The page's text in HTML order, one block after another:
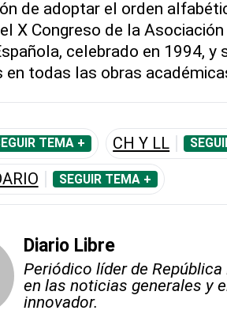
de adoptar el orden
X Congreso de la
celebrado en 1994, y
en todas las obras
TEMA + CH Y LL
SEGUIR TEMA +
Diario Libre
Periódico líder de
en las noticias generales y
innovador.